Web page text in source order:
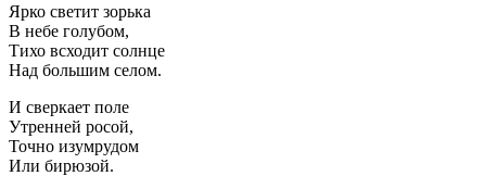
Ярко светит зорька
В небе голубом,
Тихо всходит солнце
Над большим селом.
И сверкает поле
Утренней росой,
Точно изумрудом
Или бирюзой.